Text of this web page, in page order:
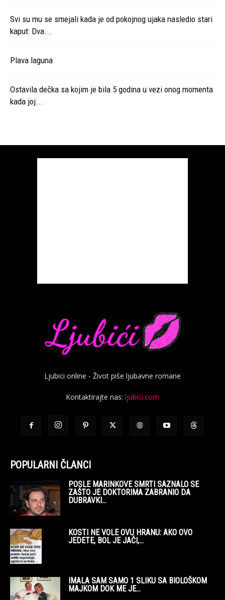
Svi su mu se smejali kada je od pokojnog ujaka nasledio stari
kaput: Dva...
Plava laguna
Ostavila dečka sa kojim je bila 5 godina u vezi onog momenta
kada joj...
Ljubici online - Život piše ljubavne romane
Kontaktirajte nas: ljubici.com
POPULARNI ČLANCI
POSLE MARINKOVE SMRTI SAZNALO SE
ZAŠTO JE DOKTORIMA ZABRANIO DA
DUBRAVKI...
KOSTI NE VOLE OVU HRANU: AKO OVO
JEDETE, BOL JE JAČI,...
IMALA SAM SAMO 1 SLIKU SA BIOLOŠKOM
MAJKOM DOK ME JE...